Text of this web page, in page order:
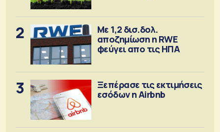
2
Με 1,2 δισ.δολ.
αποζημίωση η RWE
φεύγει απο τις ΗΠΑ
3
Ξεπέρασε τις εκτιμήσεις
εσόδων η Airbnb